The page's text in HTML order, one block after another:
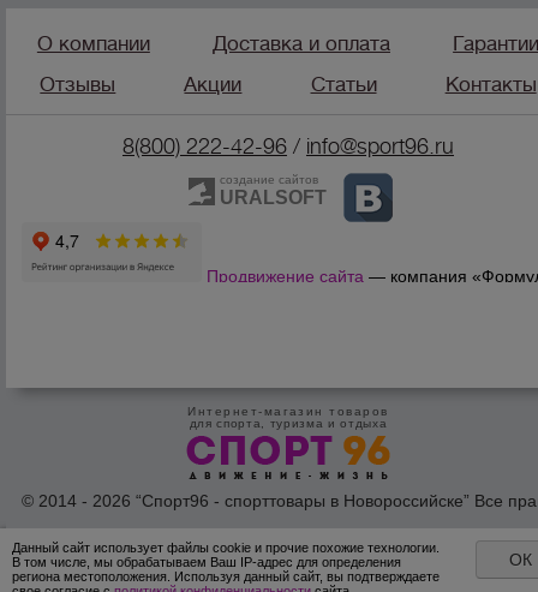
О компании Доставка и оплата
Отзывы
Акции Статьи Контакты
8(800) 222-42-96/ info@sport96.ru
создание сайтов
URALSOFT
Продвижение сайта — компания
Интернет-магазин товаров
для спорта, туризма и отдыха
© 2014 - 2026 “Спорт96 - спорттовары в Новороссийске” Все
Данный сайт использует файлы cookie и прочие похожие технологии.
В том числе, мы обрабатываем Ваш IP-адрес для определения
региона местоположения. Используя данный сайт, вы подтверждаете
ОК